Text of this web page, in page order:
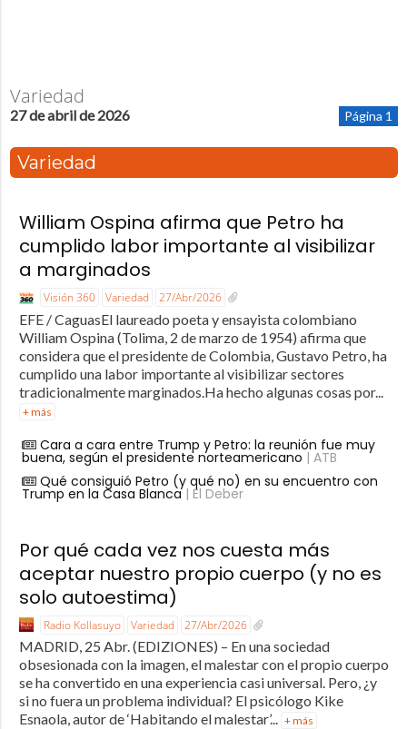
Variedad
27 de abril de 2026 Página 1
Variedad
William Ospina afirma que Petro ha
cumplido labor importante al visibilizar
a marginados
Visión 360 Variedad 27/Abr/2026
EFE / CaguasEl laureado poeta y ensayista colombiano
William Ospina (Tolima, 2 de marzo de 1954) afirma que
considera que el presidente de Colombia, Gustavo Petro, ha
cumplido una labor importante al visibilizar sectores
tradicionalmente marginados.Ha hecho algunas cosas por...
+ más
Cara a cara entre Trump y Petro: la reunión fue muy
buena, según el presidente norteamericano | ATB
Qué consiguió Petro (y qué no) en su encuentro con
Trump en la Casa Blanca| El Deber
Por qué cada vez nos cuesta más
aceptar nuestro propio cuerpo (y no es
solo autoestima)
Radio Kollasuyo Variedad 27/Abr/2026
MADRID, 25 Abr. (EDIZIONES) – En una sociedad
obsesionada con la imagen, el malestar con el propio cuerpo
se ha convertido en una experiencia casi universal. Pero, ¿y
si no fuera un problema individual? El psicólogo Kike
Esnaola, autor de ‘Habitando el malestar’... + más